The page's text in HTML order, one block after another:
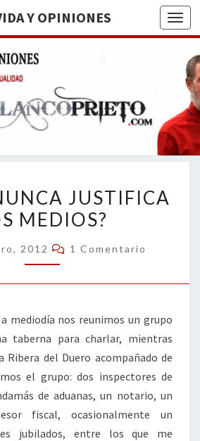
Y OPINIONES
DE
BREVE
RECORRIDO
VITAL Y
ACTUALIDAD
FIN
NUNCA
LOS
JUSTIFICA
MEDIOS?
2012 Comentarios
1 Comentario
mediodía nos reunimos un grupo
taberna para charlar, mientras
Ribera del Duero acompañado de
el grupo: dos inspectores de
de aduanas, un notario, un
fiscal, ocasionalmente un
jubilados, entre los que me